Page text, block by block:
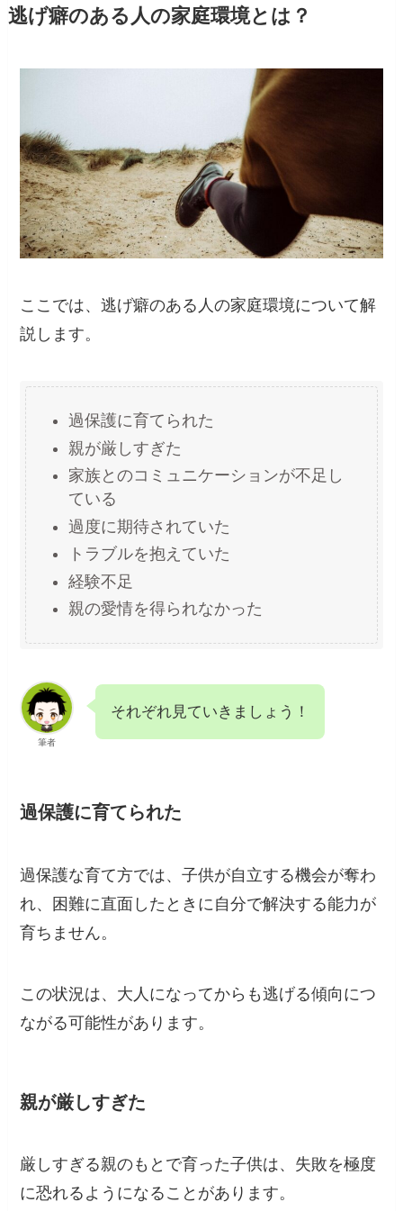
逃げ癖のある人の家庭環境とは？
ここでは、逃げ癖のある人の家庭環境について解
説します。
過保護に育てられた
親が厳しすぎた
家族とのコミュニケーションが不足し
ている
過度に期待されていた
トラブルを抱えていた
経験不足
親の愛情を得られなかった
筆者
それぞれ見ていきましょう！
過保護に育てられた
過保護な育て方では、子供が自立する機会が奪わ
れ、困難に直面したときに自分で解決する能力が
育ちません。
この状況は、大人になってからも逃げる傾向につ
ながる可能性があります。
親が厳しすぎた
厳しすぎる親のもとで育った子供は、失敗を極度
に恐れるようになることがあります。